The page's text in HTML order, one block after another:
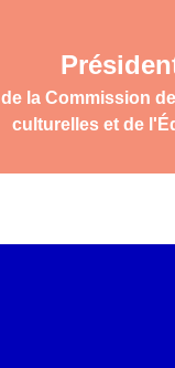
de la Commission
culturelles et de